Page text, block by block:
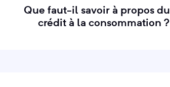
Que faut-il savoir à propos du
crédit à la consommation ?